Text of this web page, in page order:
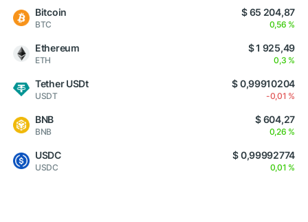
Bitcoin
BTC
$ 65 204,87
0,56 %
Ethereum
ETH
$ 1 925,49
0,3 %
Tether USDt
USDT
$ 0,99910204
-0,01 %
BNB
BNB
$ 604,27
0,26 %
USDC
USDC
$ 0,99992774
0,01 %